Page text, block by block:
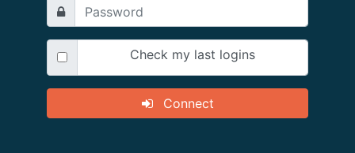
Check my last logins
Connect